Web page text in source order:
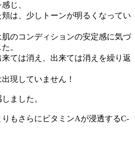
じ、
は、少しトーンが明るくなってい
のコンディションの安定感に気づ
。
ては消え、出来ては消えを繰り返
現していません！
ました。
もさらにビタミンAが浸透するC-